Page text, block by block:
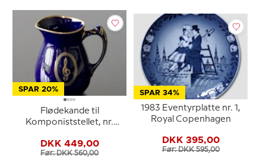
SPAR 20%
Flødekande til
Komponiststellet, nr.
Grøndahl
DKK 449,00
Før: DKK 560,00
SPAR 34%
1983 Eventyrplatte nr. 1,
Royal Copenhagen
DKK 395,00
Før: DKK 595,00